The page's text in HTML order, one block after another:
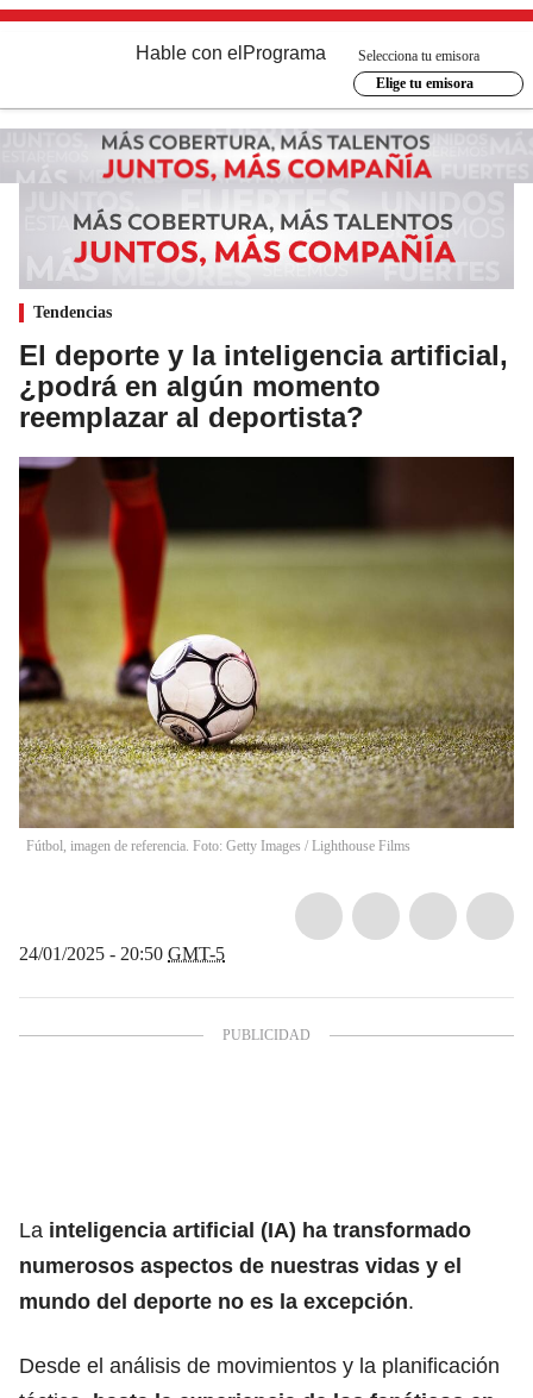
Hable con el Programa
Selecciona tu emisora
Elige tu emisora
Tendencias
El deporte y la inteligencia artificial,
¿podrá en algún momento
reemplazar al deportista?
Fútbol, imagen de referencia. Foto: Getty Images / Lighthouse Films
24/01/2025 - 20:50 GMT-5
La inteligencia artificial (IA) ha transformado
numerosos aspectos de nuestras vidas y el
mundo del deporte no es la excepción.
Desde el análisis de movimientos y la planificación